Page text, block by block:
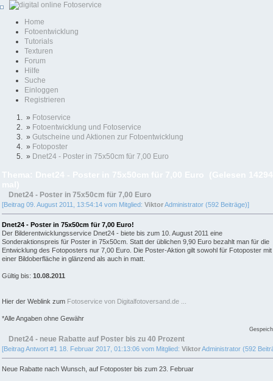
Home
Fotoentwicklung
Tutorials
Texturen
Forum
Hilfe
Suche
Einloggen
Registrieren
» Fotoservice
» Fotoentwicklung und Fotoservice
» Gutscheine und Aktionen zur Fotoentwicklung
» Fotoposter
» Dnet24 - Poster in 75x50cm für 7,00 Euro
Dnet24 - Poster in 75x50cm für 7,00 Euro
[Beitrag 09. August 2011, 13:54:14 vom Mitglied: ViktorAdministrator (592 Beiträge)]
Dnet24 - Poster in 75x50cm für 7,00 Euro!
Der Bilderentwicklungsservice Dnet24 - biete bis zum 10. August 2011 eine
Sonderaktionspreis für Poster in 75x50cm. Statt der üblichen 9,90 Euro bezahlt man für die
Entwicklung des Fotoposters nur 7,00 Euro. Die Poster-Aktion gilt sowohl für Fotoposter mit
einer Bildoberfläche in glänzend als auch in matt.
Gültig bis: 10.08.2011
Hier der Weblink zum Fotoservice von Digitalfotoversand.de ...
*Alle Angaben ohne Gewähr
Dnet24 - neue Rabatte auf Poster bis zu 40 Prozent
[Beitrag Antwort #1 18. Februar 2017, 01:13:06 vom Mitglied: ViktorAdministrator (592
Neue Rabatte nach Wunsch, auf Fotoposter bis zum 23. Februar